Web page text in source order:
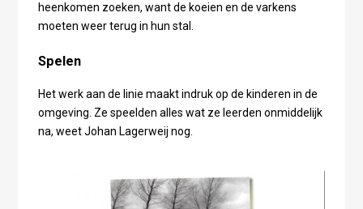
heenkomen zoeken, want de koeien en de varkens
moeten weer terug in hun stal.
Spelen
Het werk aan de linie maakt indruk op de kinderen in de
omgeving. Ze speelden alles wat ze leerden onmiddelijk
na, weet Johan Lagerweij nog.